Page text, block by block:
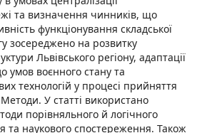
та визначення чинників, що
функціонування складської
зосереджено на розвитку
Львівського регіону, адаптації
умов воєнного стану та
технологій у процесі прийняття
У статті використано
порівняльного й логічного
та наукового спостереження. Також